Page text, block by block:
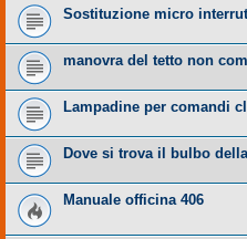
Sostituzione micro
manovra del tetto non
Lampadine per comandi
Dove si trova il bulbo
Manuale officina 406